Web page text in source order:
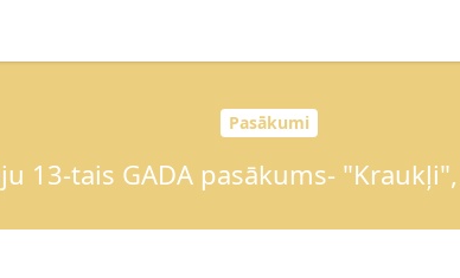
Pasākumi
13-tais GADA pasākums-